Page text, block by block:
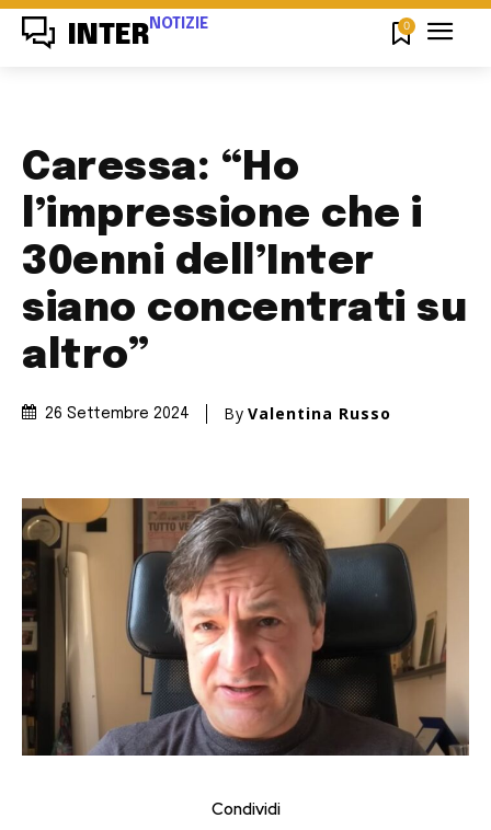
INTER NOTIZIE 0
Caressa: “Ho
l’impressione che i
30enni dell’Inter
siano concentrati su
altro”
26 Settembre 2024 By Valentina Russo
Condividi